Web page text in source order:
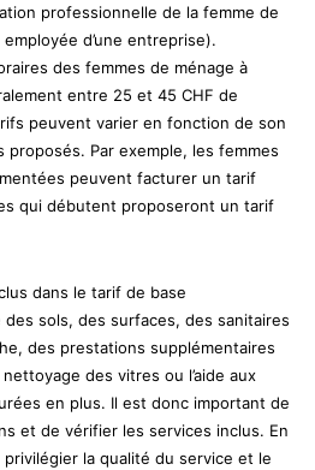
professionnelle de la femme de
d’une entreprise).
des femmes de ménage à
entre 25 et 45 CHF de
peuvent varier en fonction de son
Par exemple, les femmes
peuvent facturer un tarif
qui débutent proposeront un tarif
dans le tarif de base
sols, des surfaces, des sanitaires
des prestations supplémentaires
des vitres ou l’aide aux
en plus. Il est donc important de
et de vérifier les services inclus. En
privilégier la qualité du service et le